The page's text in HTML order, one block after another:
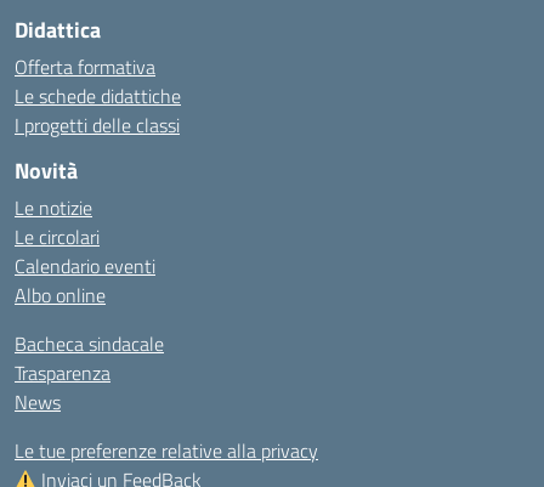
Didattica
Offerta formativa
Le schede didattiche
I progetti delle classi
Novità
Le notizie
Le circolari
Calendario eventi
Albo online
Bacheca sindacale
Trasparenza
News
Le tue preferenze relative alla privacy
Inviaci un FeedBack